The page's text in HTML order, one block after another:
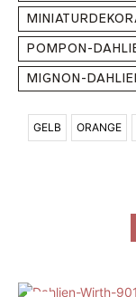
POMPON-
MIGNON-
GELB ORANGE